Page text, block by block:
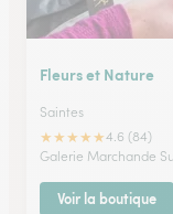
Fleurs et Nature
Saintes
★★★★★4.6 (84)
Galerie Marchande
Voir la boutique